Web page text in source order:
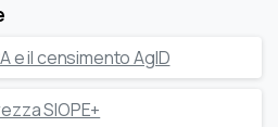
e il censimento AgID
SIOPE+